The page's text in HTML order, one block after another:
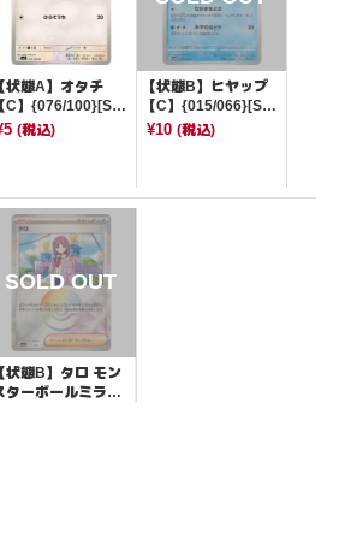
【状態A】オタチ
【C】{076/100}[SV
(税込)
【状態B】ヒヤップ
【C】{015/066}[SV
4M]
¥10 (税込)
【状態B】タロ モン
ターボールミラー